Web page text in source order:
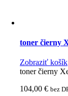
toner čierny
Zobraziť košík
toner čierny
104,00€ bez